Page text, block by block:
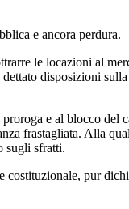
e ancora perdura.
le locazioni al
disposizioni
e al blocco del
frastagliata. Alla
sugli sfratti.
costituzionale, pur